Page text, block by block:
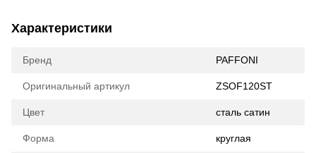
Характеристики
Бренд PAFFONI
Оригинальный артикул ZSOF120ST
Цвет сталь сатин
Форма круглая